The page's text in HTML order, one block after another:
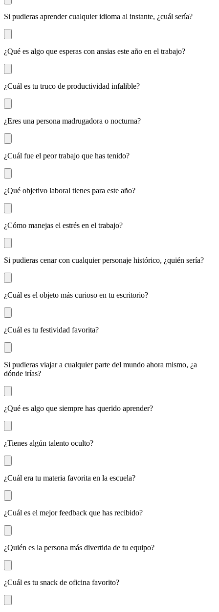
Si pudieras aprender cualquier idioma al instante, ¿cuál sería?
¿Qué es algo que esperas con ansias este año en el trabajo?
¿Cuál es tu truco de productividad infalible?
¿Eres una persona madrugadora o nocturna?
¿Cuál fue el peor trabajo que has tenido?
¿Qué objetivo laboral tienes para este año?
¿Cómo manejas el estrés en el trabajo?
Si pudieras cenar con cualquier personaje histórico, ¿quién sería?
¿Cuál es el objeto más curioso en tu escritorio?
¿Cuál es tu festividad favorita?
Si pudieras viajar a cualquier parte del mundo ahora mismo, ¿a
dónde irías?
¿Qué es algo que siempre has querido aprender?
¿Tienes algún talento oculto?
¿Cuál era tu materia favorita en la escuela?
¿Cuál es el mejor feedback que has recibido?
¿Quién es la persona más divertida de tu equipo?
¿Cuál es tu snack de oficina favorito?